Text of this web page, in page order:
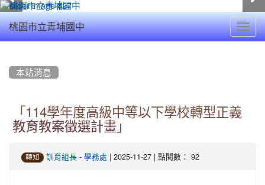
桃園市立青埔國中
本站消息
「114學年度高級中等以下學校轉型正義
教育教案徵選計畫」
轉知 訓育組長 - 學務處 | 2025-11-27 | 點閱數： 92